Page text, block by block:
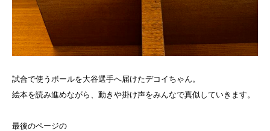
試合で使うボールを大谷選手へ届けたデコイちゃん。
絵本を読み進めながら、動きや掛け声をみんなで真似していきます。
最後のページの